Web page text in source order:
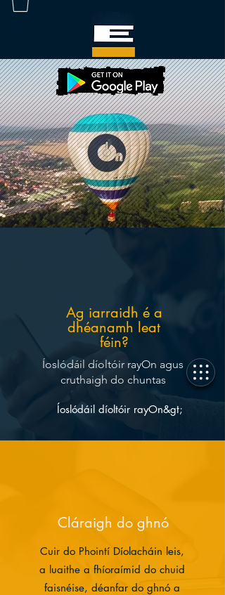
Ag iarraidh é a
dhéanamh leat
féin?
Íoslódáil díoltóir rayOn agus
cruthaigh do chuntas
Íoslódáil díoltóir rayOn&gt;
Cláraigh do ghnó
Cuir do Phointí Díolacháin leis,
a luaithe a fhíoraímid do chuid
faisnéise, déanfar do ghnó a